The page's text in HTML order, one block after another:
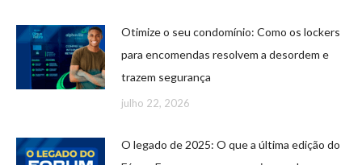
Otimize o seu condomínio: Como os lockers
para encomendas resolvem a desordem e
trazem segurança
julho 22, 2026
O legado de 2025: O que a última edição do